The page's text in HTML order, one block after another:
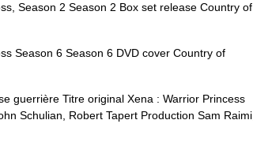
Season 2 Season 2 Box set release Country of
Season 6 Season 6 DVD cover Country of
guerrière Titre original Xena : Warrior Princess
Schulian, Robert Tapert Production Sam Raimi,